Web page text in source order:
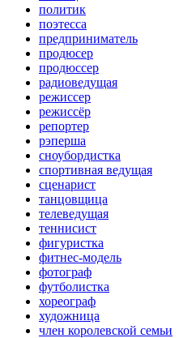
политик
поэтесса
предприниматель
продюсер
продюссер
радиоведущая
режиссер
режиссёр
репортер
рэперша
сноубордистка
спортивная ведущая
сценарист
танцовщица
телеведущая
теннисист
фигуристка
фитнес-модель
фотограф
футболистка
хореограф
художница
член королевской семьи